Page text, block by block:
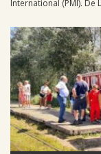
International (PMI). De